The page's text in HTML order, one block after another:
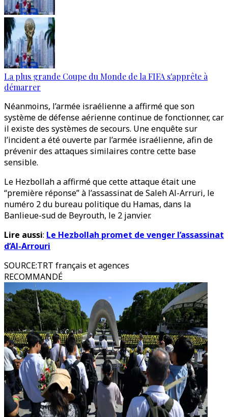
La plus grande Coupe du Monde de la FIFA s'apprête à
démarrer
Néanmoins, l’armée israélienne a affirmé que son
système de défense aérienne continue de fonctionner, car
il existe des systèmes de secours. Une enquête sur
l’incident a été ouverte par l’armée israélienne, afin de
prévenir des attaques similaires contre cette base
sensible.
Le Hezbollah a affirmé que cette attaque était une
“première réponse” à l’assassinat de Saleh Al-Arruri, le
numéro 2 du bureau politique du Hamas, dans la
Banlieue-sud de Beyrouth, le 2 janvier.
Lire aussi: Le Hezbollah promet de venger l’assassinat
d’Al-Arrouri
SOURCE:TRT français et agences
RECOMMANDÉ